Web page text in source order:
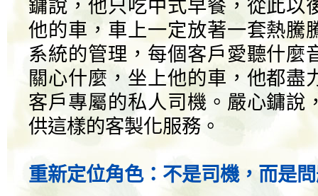
鏞說，他只吃中式早餐，從此以
他的車，車上一定放著一套熱騰
系統的管理，每個客戶愛聽什麼
關心什麼，坐上他的車，他都盡
客戶專屬的私人司機。嚴心鏞說
供這樣的客製化服務。
重新定位角色：不是司機，而是